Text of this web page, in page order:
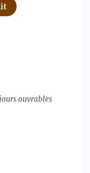
ouvrables